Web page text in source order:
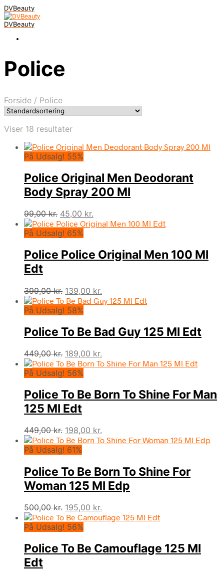
DVBeauty
DVBeauty
Police
Forside / Police
Viser 18 resultater
På Udsalg! 55%
Police Original Men Deodorant
Body Spray 200 Ml
99,00kr. Den
oprindelige
pris
99,00 kr..
45,00 kr.
aktuelle
45,00 kr..
På Udsalg! 65%
Police Police Original Men 100 Ml
Edt
399,00kr. Den
oprindelige
pris
399,00 kr..
139,00 kr.
aktuelle
139,00 kr..
På Udsalg! 58%
Police To Be Bad Guy 125 Ml Edt
449,00kr. Den
oprindelige
pris
449,00 kr..
189,00 kr.
aktuelle
189,00 kr..
På Udsalg! 56%
Police To Be Born To Shine For Man
125 Ml Edt
449,00kr. Den
oprindelige
pris
449,00 kr..
198,00 kr.
aktuelle
198,00 kr..
På Udsalg! 61%
Police To Be Born To Shine For
Woman 125 Ml Edp
500,00kr. Den
oprindelige
pris
500,00 kr..
195,00 kr.
aktuelle
195,00 kr..
På Udsalg! 56%
Police To Be Camouflage 125 Ml
Edt